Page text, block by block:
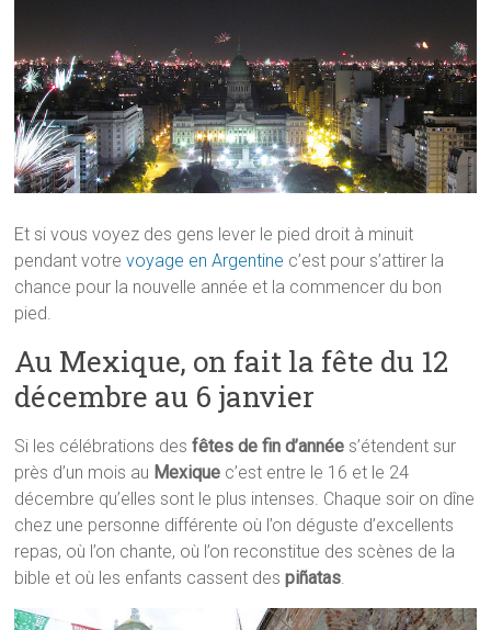
Et si vous voyez des gens lever le pied droit à minuit
pendant votrevoyage en Argentine c’est pour s’attirer la
chance pour la nouvelle année et la commencer du bon
pied.
Au Mexique, on fait la fête du 12
décembre au 6 janvier
Si les célébrations desfêtes de fin d’année s’étendent sur
près d’un mois au Mexique c’est entre le 16 et le 24
décembre qu’elles sont le plus intenses. Chaque soir on dîne
chez une personne différente où l’on déguste d’excellents
repas, où l’on chante, où l’on reconstitue des scènes de la
bible et où les enfants cassent despiñatas